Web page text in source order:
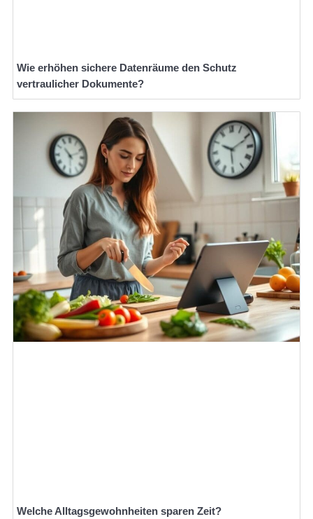
Wie erhöhen sichere Datenräume den Schutz
vertraulicher Dokumente?
Welche Alltagsgewohnheiten sparen Zeit?